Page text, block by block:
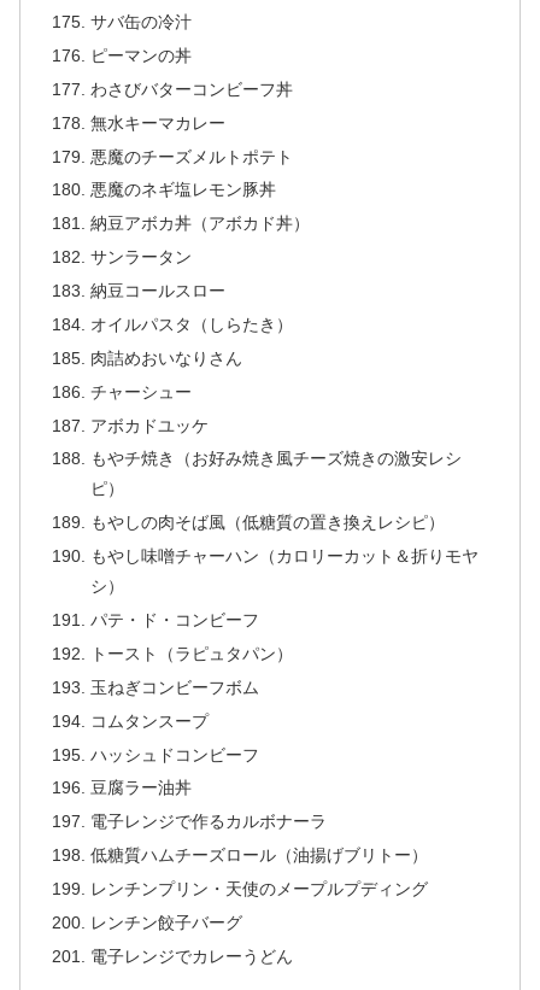
サバ缶の冷汁
ピーマンの丼
わさびバターコンビーフ丼
無水キーマカレー
悪魔のチーズメルトポテト
悪魔のネギ塩レモン豚丼
納豆アボカ丼（アボカド丼）
サンラータン
納豆コールスロー
オイルパスタ（しらたき）
肉詰めおいなりさん
チャーシュー
アボカドユッケ
もやチ焼き（お好み焼き風チーズ焼きの激安レシ
ピ）
もやしの肉そば風（低糖質の置き換えレシピ）
もやし味噌チャーハン（カロリーカット＆折りモヤ
シ）
パテ・ド・コンビーフ
トースト（ラピュタパン）
玉ねぎコンビーフボム
コムタンスープ
ハッシュドコンビーフ
豆腐ラー油丼
電子レンジで作るカルボナーラ
低糖質ハムチーズロール（油揚げブリトー）
レンチンプリン・天使のメープルプディング
レンチン餃子バーグ
電子レンジでカレーうどん